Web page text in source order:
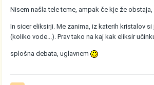
Nisem našla tele teme, ampak če kje že
In sicer eliksirji. Me zanima, iz katerih kristalov
(koliko vode...). Prav tako na kaj kak eliksir
splošna debata, uglavnem